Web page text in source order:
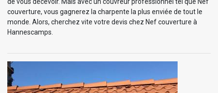
couverture, vous gagnerez la charpente la plus enviée de tout le
monde. Alors, cherchez vite votre devis chez Nef couverture à
Hannescamps.